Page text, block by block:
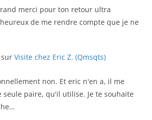
merci pour ton retour ultra
de me rendre compte que je ne
Visite chez Eric Z. (Qmsqts)
non. Et eric n'en a, il me
seule paire, qu'il utilise. Je te souhaite